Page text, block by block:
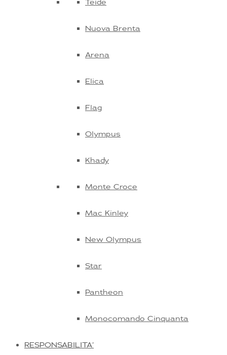
Teide
Nuova Brenta
Arena
Elica
Flag
Olympus
Khady
Monte Croce
Mac Kinley
New Olympus
Star
Pantheon
Monocomando Cinquanta
RESPONSABILITA’